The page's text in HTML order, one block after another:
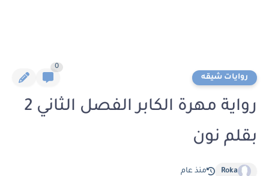
روايات شيقه
0
رواية مهرة الكابر الفصل الثاني 2
بقلم نون
Roka منذ عام